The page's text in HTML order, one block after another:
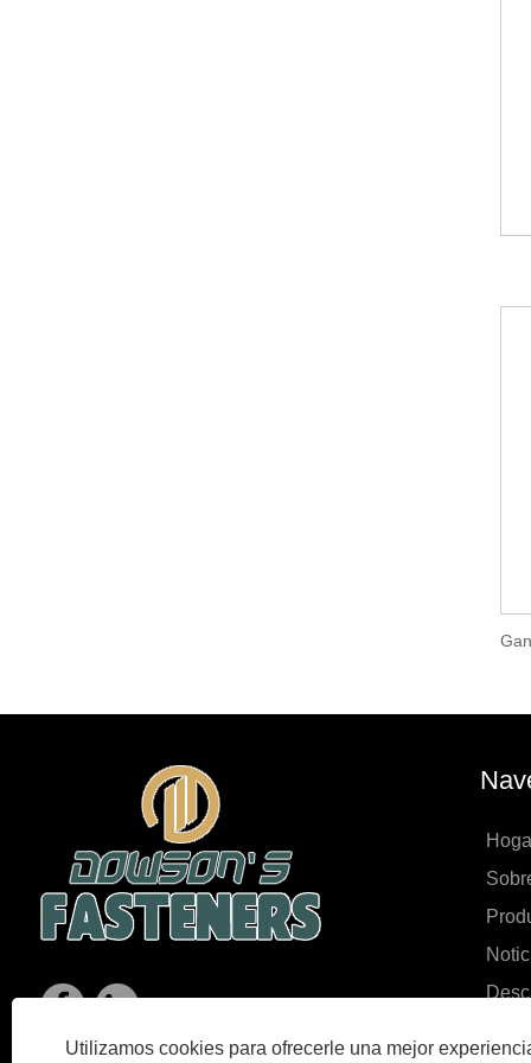
Utilizamos cookies para ofrecerle una mejor